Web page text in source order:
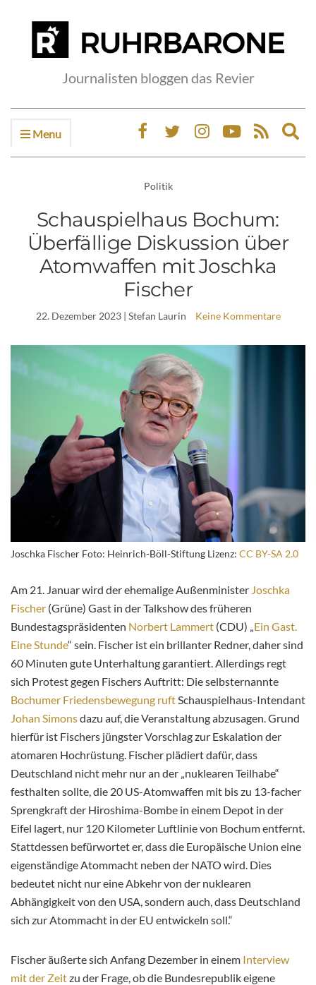
Journalisten bloggen das Revier
Menu
Politik
Schauspielhaus Bochum:
Überfällige Diskussion über
Atomwaffen mit Joschka
Fischer
22. Dezember 2023| Stefan Laurin Keine Kommentare
Joschka Fischer Foto: Heinrich-Böll-Stiftung Lizenz: CC BY-SA 2.0
Am 21. Januar wird der ehemalige Außenminister Joschka
Fischer (Grüne) Gast in der Talkshow des früheren
Bundestagspräsidenten Norbert Lammert (CDU) „ Ein Gast.
Eine Stunde“ sein. Fischer ist ein brillanter Redner, daher sind
60 Minuten gute Unterhaltung garantiert. Allerdings regt
sich Protest gegen Fischers Auftritt: Dieselbsternannte
Bochumer Friedensbewegung ruft Schauspielhaus-Intendant
Johan Simonsdazu auf, die Veranstaltung abzusagen. Grund
hierfür ist Fischers jüngster Vorschlag zur Eskalation der
atomaren Hochrüstung. Fischer plädiert dafür, dass
Deutschland nicht mehr nur an der „nuklearen Teilhabe“
festhalten sollte, die 20 US-Atomwaffen mit bis zu 13-facher
Sprengkraft der Hiroshima-Bombe in einem Depot in der
Eifel lagert, nur 120 Kilometer Luftlinie von Bochum entfernt.
Stattdessen befürwortet er, dass die Europäische Union eine
eigenständige Atommacht neben der NATO wird. Dies
bedeutet nicht nur eine Abkehr von der nuklearen
Abhängigkeit von den USA, sondern auch, dass Deutschland
sich zur Atommacht in der EU entwickeln soll.“
Fischer äußerte sich Anfang Dezember in einem Interview
mit der Zeitzu der Frage, ob die Bundesrepublik eigene